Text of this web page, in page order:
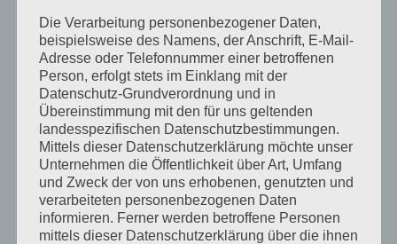
Juni 2014
Januar 2014
August 2013
Juli 2013
Juni 2013
Mai 2013
April 2013
März 2013
Die Verarbeitung personenbezogener Daten,
beispielsweise des Namens, der Anschrift, E-Mail-
Adresse oder Telefonnummer einer betroffenen
Person, erfolgt stets im Einklang mit der
Datenschutz-Grundverordnung und in
Übereinstimmung mit den für uns geltenden
landesspezifischen Datenschutzbestimmungen.
Mittels dieser Datenschutzerklärung möchte unser
Unternehmen die Öffentlichkeit über Art, Umfang
und Zweck der von uns erhobenen, genutzten und
verarbeiteten personenbezogenen Daten
informieren. Ferner werden betroffene Personen
mittels dieser Datenschutzerklärung über die ihnen